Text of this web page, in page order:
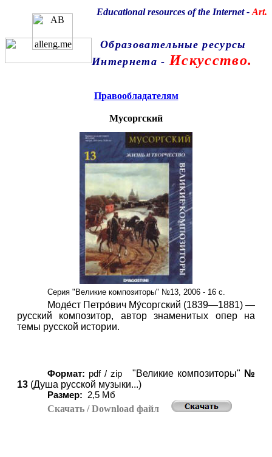
Educational resources of the Internet- Art.
Образовательные ресурсы
Интернета -Искусство.
Правообладателям
Мусоргский
Серия "Великие композиторы" №13, 2006 - 16 с.
Моде́ст Петро́вич Му́соргский (1839—1881) —
русский композитор, автор знаменитых опер на
темы русской истории.
Формат: pdf / zip "Великие композиторы" №
13 (Душа русской музыки...)
Размер: 2,5 Мб
Скачать / Download файл